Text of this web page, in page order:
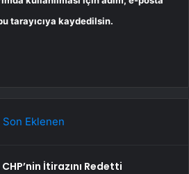
tarayıcıya kaydedilsin.
Son Eklenen
CHP’nin İtirazını Redetti